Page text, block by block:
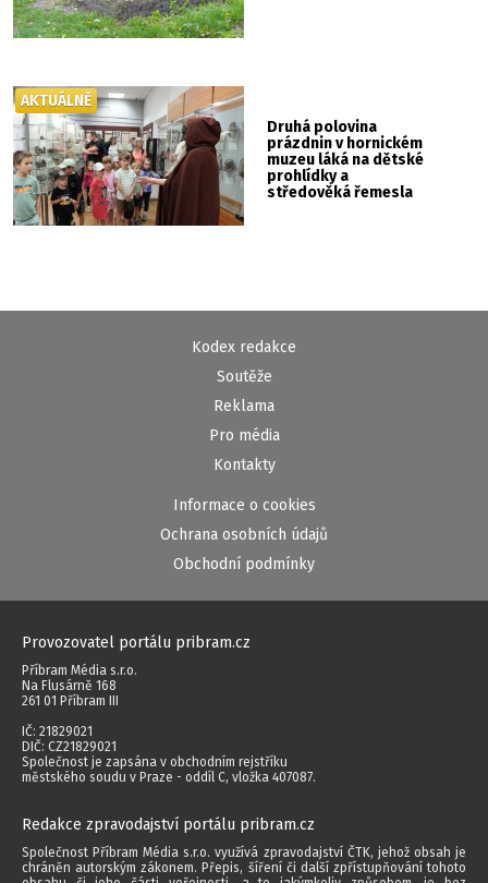
Druhá polovina
prázdnin v hornickém
muzeu láká na dětské
prohlídky a
středověká řemesla
AKTUÁLNĚ
Kodex redakce
Soutěže
Reklama
Pro média
Kontakty
Informace o cookies
Ochrana osobních údajů
Obchodní podmínky
Provozovatel portálu pribram.cz
Příbram Média s.r.o.
Na Flusárně 168
261 01 Příbram III
IČ: 21829021
DIČ: CZ21829021
Společnost je zapsána v obchodním rejstříku
městského soudu v Praze - oddíl C, vložka 407087.
Redakce zpravodajství portálu pribram.cz
Společnost Příbram Média s.r.o. využívá zpravodajství ČTK, jehož obsah je
chráněn autorským zákonem. Přepis, šíření či další zpřístupňování tohoto